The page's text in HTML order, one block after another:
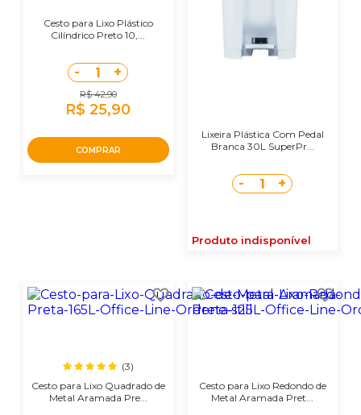
Cesto para Lixo Plástico
Cilíndrico Preto 10,...
- 1 +
R$ 42,90
R$ 25,90
COMPRAR
Lixeira Plástica Com Pedal
Branca 30L SuperPr...
- 1 +
Produto indisponível
(3)
Cesto para Lixo Quadrado de
Metal Aramada Pre...
Cesto para Lixo Redondo de
Metal Aramada Pret...